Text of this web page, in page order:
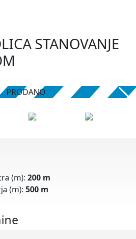
STANOVANJE
PRODANO
(m): 200 m
(m): 500 m